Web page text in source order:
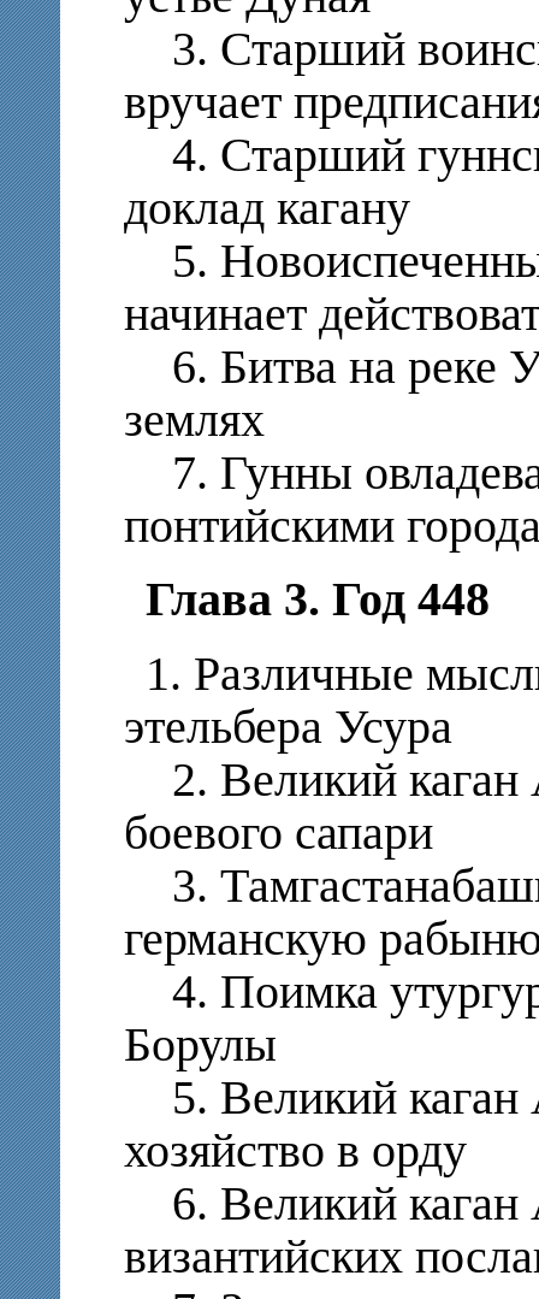
3. Старший
вручает
4. Старший
доклад кагану
5.
начинает
6. Битва на реке
землях
7. Гунны
понтийскими
Глава 3. Год 448
1. Различные
этельбера Усура
2. Великий каган
боевого сапари
3.
германскую
4. Поимка
Борулы
5. Великий каган
хозяйство в орду
6. Великий каган
византийских